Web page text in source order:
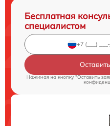
Бесплатная
специалистом
Нажимая на кнопку "Оставить